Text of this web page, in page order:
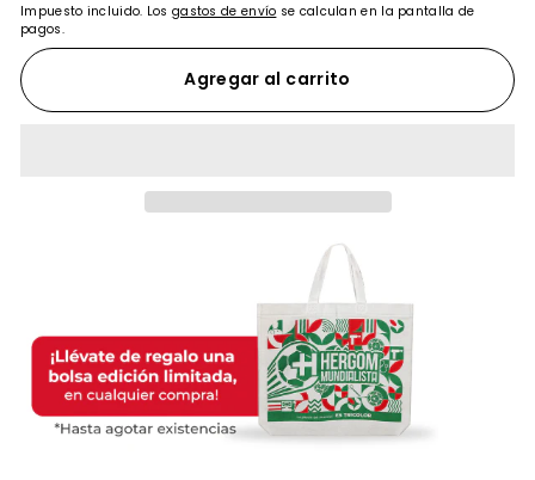
Impuesto incluido. Los gastos de envío se calculan en la pantalla de
pagos.
Agregar al carrito